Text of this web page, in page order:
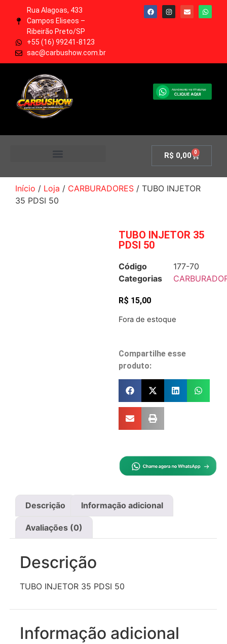
Rua Alagoas, 433
Campos Eliseos –
Ribeirão Preto/SP
+55 (16) 99241-8123
sac@carbushow.com.br
R$ 0,00 0
Início / Loja / CARBURADORES / TUBO INJETOR
35 PDSI 50
TUBO INJETOR 35
PDSI 50
Código
177-70
Categorias
R$ 15,00
Fora de estoque
Compartilhe esse
produto:
Descrição Informação adicional
Avaliações (0)
Descrição
TUBO INJETOR 35 PDSI 50
Informação adicional